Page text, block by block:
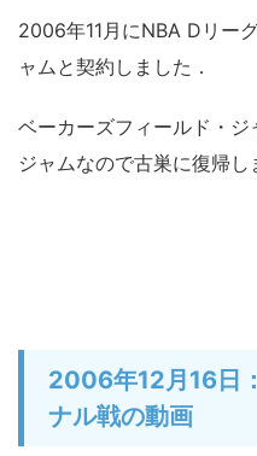
2006年11月にNBA Dリー
ャムと契約しました．
ベーカーズフィールド・ジ
ジャムなので古巣に復帰し
2006年12月16日
ナル戦の動画